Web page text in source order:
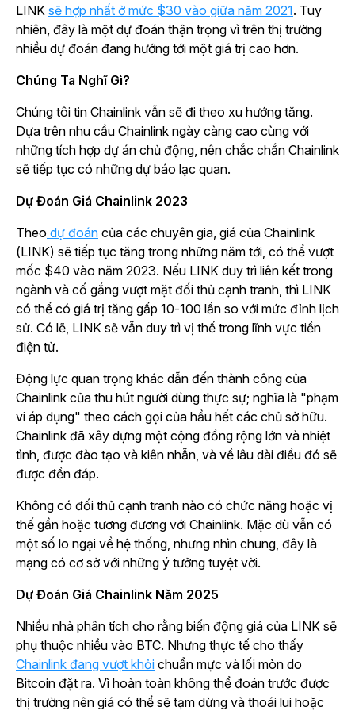
LINK sẽ hợp nhất ở mức $30 vào giữa năm 2021. Tuy
nhiên, đây là một dự đoán thận trọng vì trên thị trường
nhiều dự đoán đang hướng tới một giá trị cao hơn.
Chúng Ta Nghĩ Gì?
Chúng tôi tin Chainlink vẫn sẽ đi theo xu hướng tăng.
Dựa trên nhu cầu Chainlink ngày càng cao cùng với
những tích hợp dự án chủ động, nên chắc chắn Chainlink
sẽ tiếp tục có những dự báo lạc quan.
Dự Đoán Giá Chainlink 2023
Theo dự đoán của các chuyên gia, giá của Chainlink
(LINK) sẽ tiếp tục tăng trong những năm tới, có thể vượt
mốc $40 vào năm 2023. Nếu LINK duy trì liên kết trong
ngành và cố gắng vượt mặt đối thủ cạnh tranh, thì LINK
có thể có giá trị tăng gấp 10-100 lần so với mức đỉnh lịch
sử. Có lẽ, LINK sẽ vẫn duy trì vị thế trong lĩnh vực tiền
điện tử.
Động lực quan trọng khác dẫn đến thành công của
Chainlink của thu hút người dùng thực sự; nghĩa là "phạm
vi áp dụng" theo cách gọi của hầu hết các chủ sở hữu.
Chainlink đã xây dựng một cộng đồng rộng lớn và nhiệt
tình, được đào tạo và kiên nhẫn, và về lâu dài điều đó sẽ
được đền đáp.
Không có đối thủ cạnh tranh nào có chức năng hoặc vị
thế gần hoặc tương đương với Chainlink. Mặc dù vẫn có
một số lo ngại về hệ thống, nhưng nhìn chung, đây là
mạng có cơ sở với những ý tưởng tuyệt vời.
Dự Đoán Giá Chainlink Năm 2025
Nhiều nhà phân tích cho rằng biến động giá của LINK sẽ
phụ thuộc nhiều vào BTC. Nhưng thực tế cho thấy
Chainlink đang vượt khỏi chuẩn mực và lối mòn do
Bitcoin đặt ra. Vì hoàn toàn không thể đoán trước được
thị trường nên giá có thể sẽ tạm dừng và thoái lui hoặc